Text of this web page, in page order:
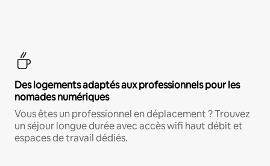
Des logements adaptés aux professionnels pour les
nomades numériques
Vous êtes un professionnel en déplacement ? Trouvez
un séjour longue durée avec accès wifi haut débit et
espaces de travail dédiés.